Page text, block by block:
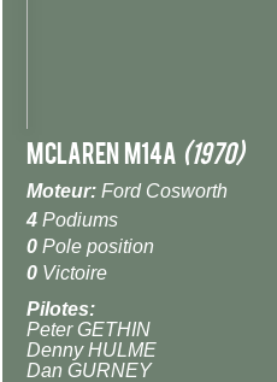
McLaren M14A (1970)
Moteur: Ford Cosworth
4 Podiums
0 Pole position
0 Victoire
Pilotes:
Peter GETHIN
Denny HULME
Dan GURNEY